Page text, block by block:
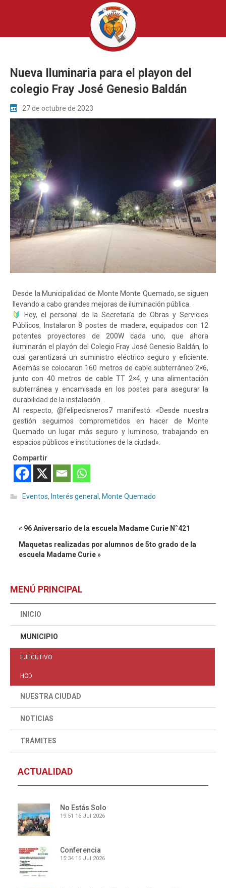
Nueva Iluminaria para el playon del
colegio Fray José Genesio Baldán
27 de octubre de 2023
Desde la Municipalidad de Monte Monte Quemado, se siguen
llevando a cabo grandes mejoras de iluminación pública.
Hoy, el personal de la Secretaría de Obras y Servicios
Públicos, Instalaron 8 postes de madera, equipados con 12
potentes proyectores de 200W cada uno, que ahora
iluminarán el playón del Colegio Fray José Genesio Baldán, lo
cual garantizará un suministro eléctrico seguro y eficiente.
Además se colocaron 160 metros de cable subterráneo 2×6,
junto con 40 metros de cable TT 2×4, y una alimentación
subterránea y encamisada en los postes para asegurar la
durabilidad de la instalación.
Al respecto, @felipecisneros7 manifestó: «Desde nuestra
gestión seguimos comprometidos en hacer de Monte
Quemado un lugar más seguro y luminoso, trabajando en
espacios públicos e instituciones de la ciudad».
Compartir
Eventos, Interés general, Monte Quemado
« 96 Aniversario de la escuela Madame Curie N°421
Maquetas realizadas por alumnos de 5to grado de la
escuela Madame Curie »
MENÚ PRINCIPAL
INICIO
MUNICIPIO
EJECUTIVO
HCD
NUESTRA CIUDAD
NOTICIAS
TRÁMITES
ACTUALIDAD
No Estás Solo
19:51 16 Jul 2026
Conferencia
15:34 16 Jul 2026